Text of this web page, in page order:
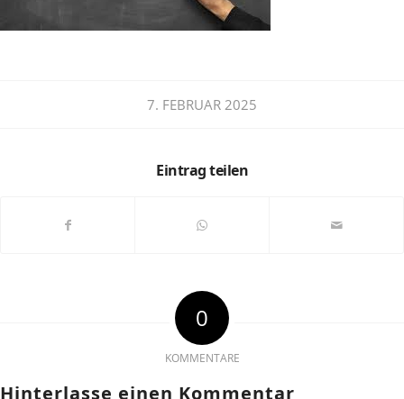
7. FEBRUAR 2025
Eintrag teilen
0
KOMMENTARE
Hinterlasse einen Kommentar